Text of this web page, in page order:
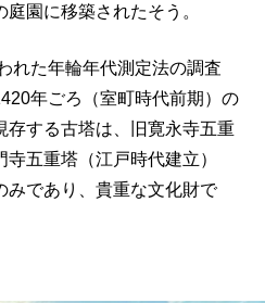
園に移築されたそう。
れた年輪年代測定法の調査
年ごろ（室町時代前期）の
存する古塔は、旧寛永寺五重
五重塔（江戸時代建立）
みであり、貴重な文化財で